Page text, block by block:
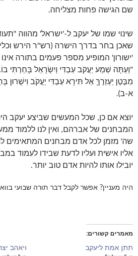
שם הגישה פחות מצליחה.
שינוי שמו של יעקב ל-'ישראל' מהווה
שאכן בחר בדרך הישרה (רש"ר הירש
'ישורון' המופיע מספר פעמים בתורה
"וְעַתָּה שְׁמַע יַעֲקֹב עַבְדִּי וְיִשְׂרָאֵל בָּחַרְתִּי
מִבֶּטֶן יַעְזְרֶךָּ אַל תִּירָא עַבְדִּי יַעֲקֹב וִישֻׁרוּן
א-ב).
יוצא אם כן, שכל המעשים שביצע יעקב
המבחנים של אברהם, ואין לנו ללמוד
שה' מזמן לכל אדם מבחנים המתאימים
אליו אישית ועליו לדעת שבידו לעמוד
יובילו אותו להיות אדם טוב יותר.
היה מעניין? אפשר לקבל דבר תורה שבועי
מאמרים קשורים
תתן אמת ליעקב
ויאהב